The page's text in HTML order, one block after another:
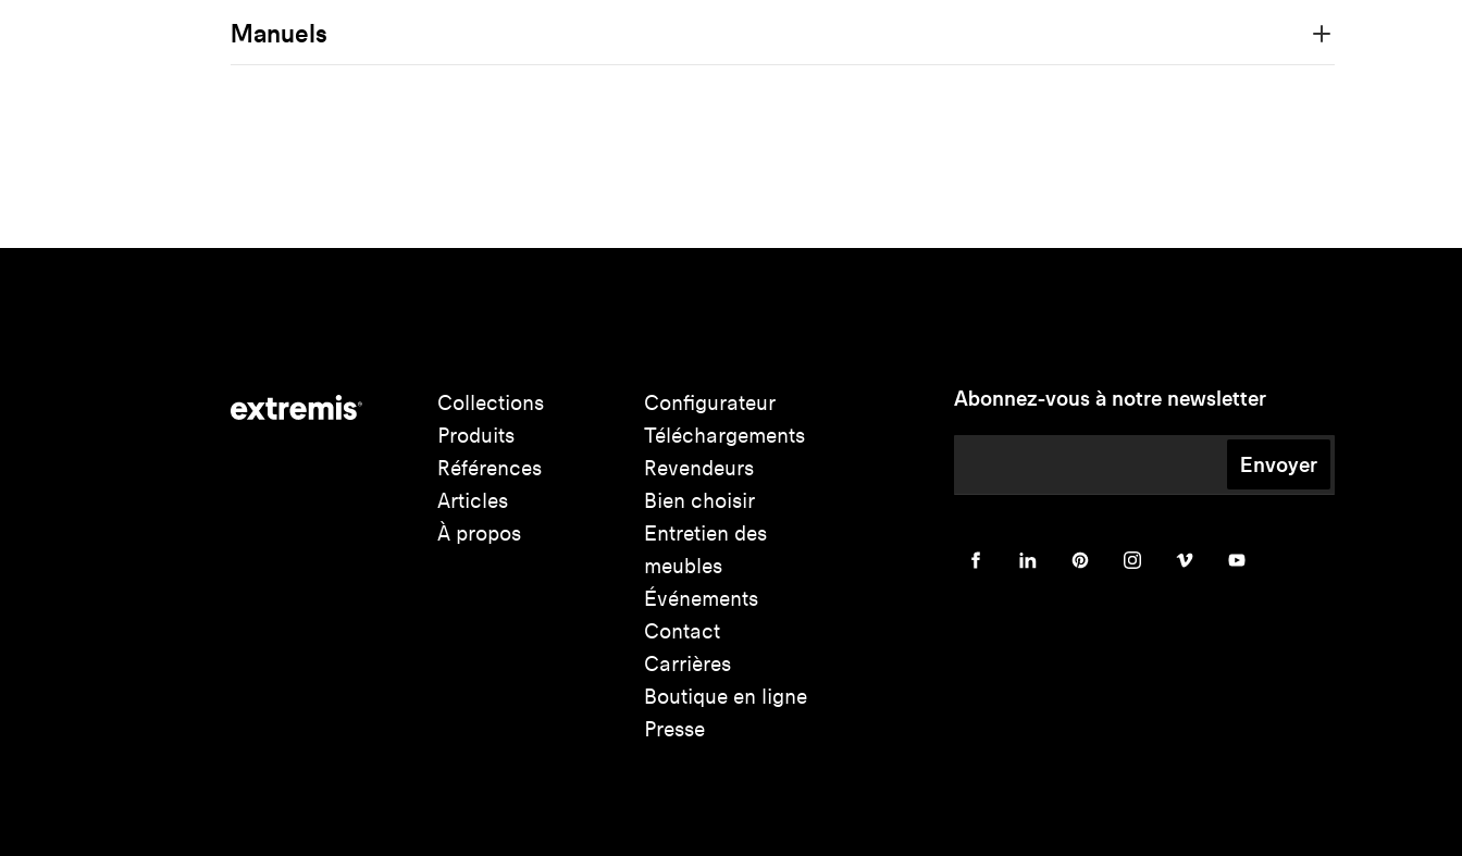
Manuels
Collections
Produits
Références
Articles
À propos
Configurateur
Téléchargements
Revendeurs
Bien choisir
Entretien des
meubles
Événements
Contact
Carrières
Boutique en ligne
Presse
Abonnez-vous à notre newsletter
Envoyer